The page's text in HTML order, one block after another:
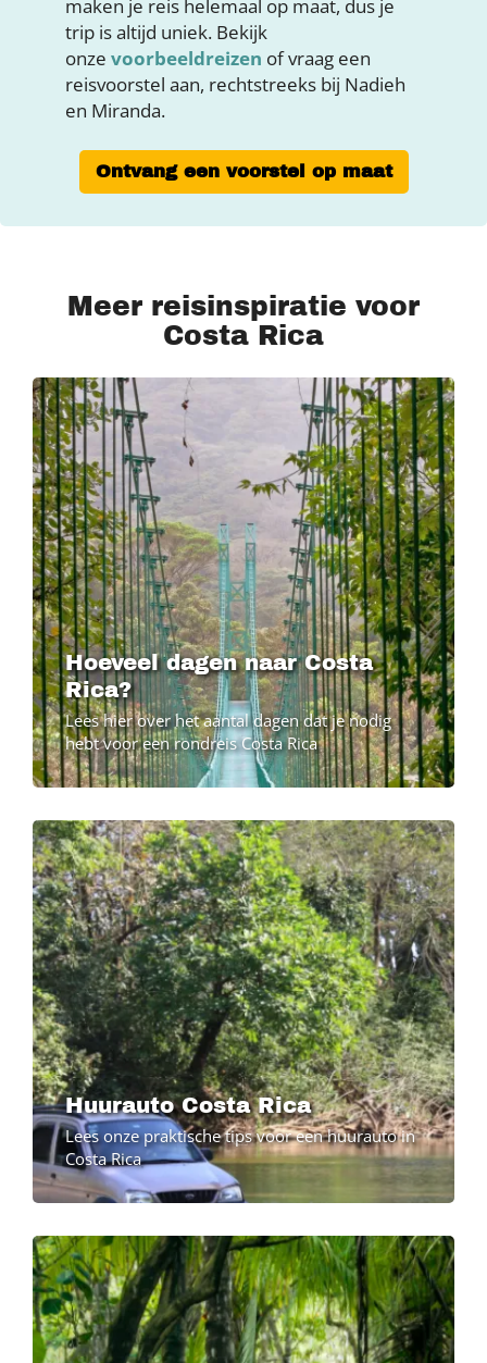
maken je reis helemaal op maat, dus je
trip is altijd uniek. Bekijk
onze voorbeeldreizen of vraag een
reisvoorstel aan, rechtstreeks bij Nadieh
en Miranda.
Ontvang een voorstel op maat
Meer reisinspiratie voor
Costa Rica
Hoeveel dagen naar Costa
Rica?
Lees hier over het aantal dagen dat je nodig
hebt voor een rondreis Costa Rica
Huurauto Costa Rica
Lees onze praktische tips voor een huurauto in
Costa Rica